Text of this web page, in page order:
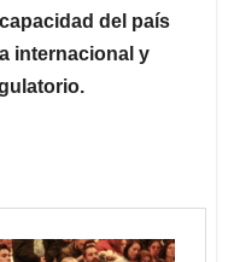
del país
internacional y